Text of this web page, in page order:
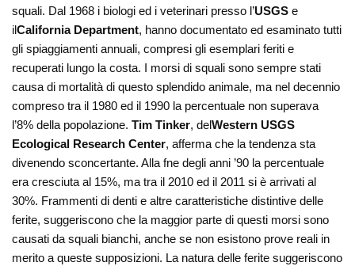
squali. Dal 1968 i biologi ed i veterinari presso l’USGS e
ilCalifornia Department, hanno documentato ed esaminato tutti
gli spiaggiamenti annuali, compresi gli esemplari feriti e
recuperati lungo la costa. I morsi di squali sono sempre stati
causa di mortalità di questo splendido animale, ma nel decennio
compreso tra il 1980 ed il 1990 la percentuale non superava
l’8% della popolazione.Tim Tinker, delWestern USGS
Ecological Research Center, afferma che la tendenza sta
divenendo sconcertante. Alla fne degli anni ’90 la percentuale
era cresciuta al 15%, ma tra il 2010 ed il 2011 si è arrivati al
30%. Frammenti di denti e altre caratteristiche distintive delle
ferite, suggeriscono che la maggior parte di questi morsi sono
causati da squali bianchi, anche se non esistono prove reali in
merito a queste supposizioni. La natura delle ferite suggeriscono